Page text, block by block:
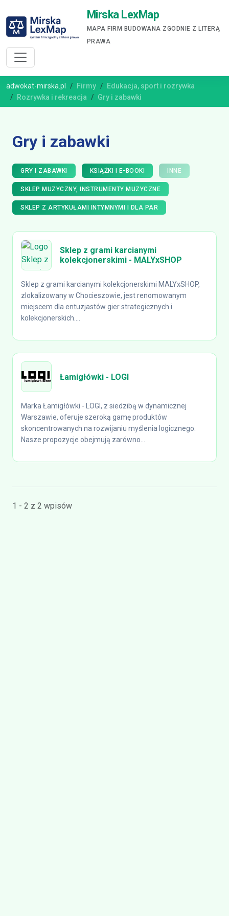
Mirska LexMap
MAPA FIRM BUDOWANA ZGODNIE Z LITERĄ
PRAWA
adwokat-mirska.pl Firmy
Edukacja, sport i rozrywka
Rozrywka i rekreacja
Gry i zabawki
Gry i zabawki
GRY I ZABAWKI KSIĄŻKI I E-BOOKI INNE
SKLEP MUZYCZNY, INSTRUMENTY MUZYCZNE
SKLEP Z ARTYKUŁAMI INTYMNYMI I DLA PAR
Sklep z grami karcianymi
kolekcjonerskimi - MALYxSHOP
Sklep z grami karcianymi kolekcjonerskimi MALYxSHOP,
zlokalizowany w Chocieszowie, jest renomowanym
miejscem dla entuzjastów gier strategicznych i
kolekcjonerskich....
Łamigłówki - LOGI
Marka Łamigłówki - LOGI, z siedzibą w dynamicznej
Warszawie, oferuje szeroką gamę produktów
skoncentrowanych na rozwijaniu myślenia logicznego.
Nasze propozycje obejmują zarówno...
1 - 2 z 2 wpisów